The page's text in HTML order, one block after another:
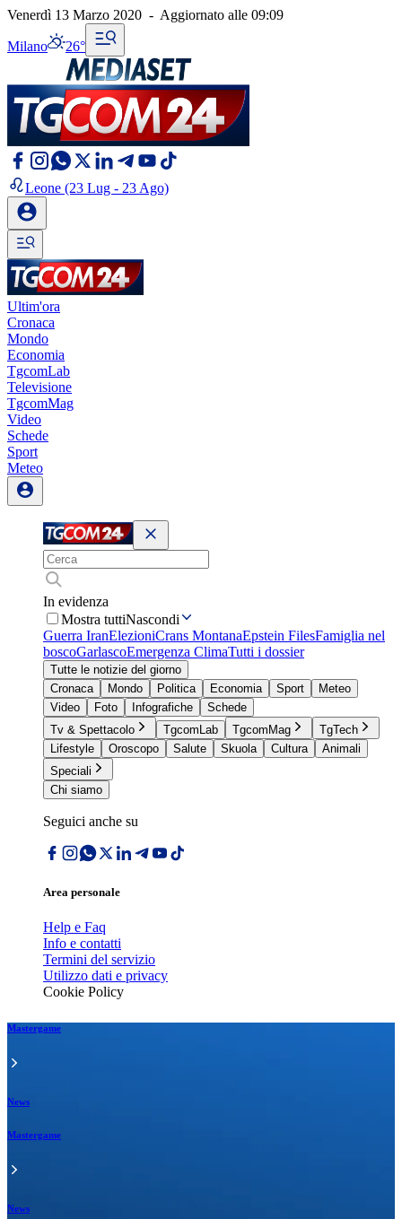
Venerdì 13 Marzo 2020 - Aggiornato alle 09:09
Milano 26°
Leone (23 Lug - 23 Ago)
Ultim'ora
Cronaca
Mondo
Economia
TgcomLab
Televisione
TgcomMag
Video
Schede
Sport
Meteo
In evidenza
Mostra tuttiNascondi
Guerra IranElezioniCrans MontanaEpstein FilesFamiglia nel
boscoGarlascoEmergenza ClimaTutti i dossier
Tutte le notizie del giorno
Cronaca
Mondo Politica Economia Sport
Meteo
Video
Foto Infografiche
Schede
Tv & Spettacolo
TgcomLab TgcomMag
TgTech
Lifestyle
Oroscopo Salute Skuola Cultura
Animali
Speciali
Chi siamo
Seguici anche su
Area personale
Help e Faq
Info e contatti
Termini del servizio
Utilizzo dati e privacy
Cookie Policy
Mastergame
News
Mastergame
News